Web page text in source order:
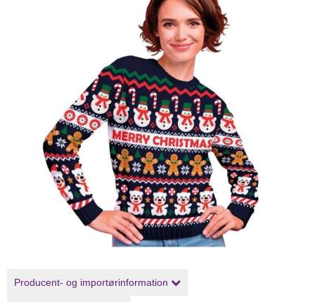
Producent- og importørinformation